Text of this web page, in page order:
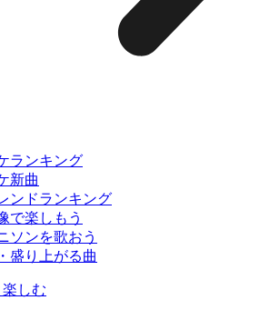
ランキング
新曲
ンドランキング
で楽しもう
ソンを歌おう
盛り上がる曲
しむ